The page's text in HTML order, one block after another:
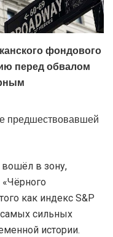
фондового
перед обвалом
предшествовавшей
в зону,
как индекс S&P
сильных
истории.